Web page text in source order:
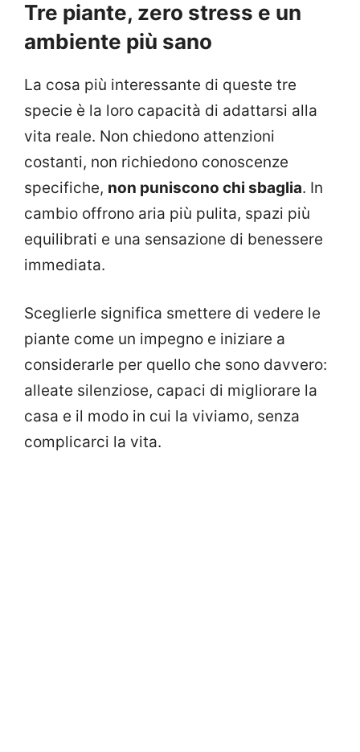
Tre piante, zero stress e un
ambiente più sano
La cosa più interessante di queste tre
specie è la loro capacità di adattarsi alla
vita reale. Non chiedono attenzioni
costanti, non richiedono conoscenze
specifiche, non puniscono chi sbaglia. In
cambio offrono aria più pulita, spazi più
equilibrati e una sensazione di benessere
immediata.
Sceglierle significa smettere di vedere le
piante come un impegno e iniziare a
considerarle per quello che sono davvero:
alleate silenziose, capaci di migliorare la
casa e il modo in cui la viviamo, senza
complicarci la vita.